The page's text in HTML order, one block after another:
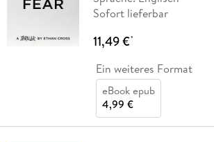
Sofort lieferbar
11,49 €*
Ein weiteres Format
eBook epub
4,99 €